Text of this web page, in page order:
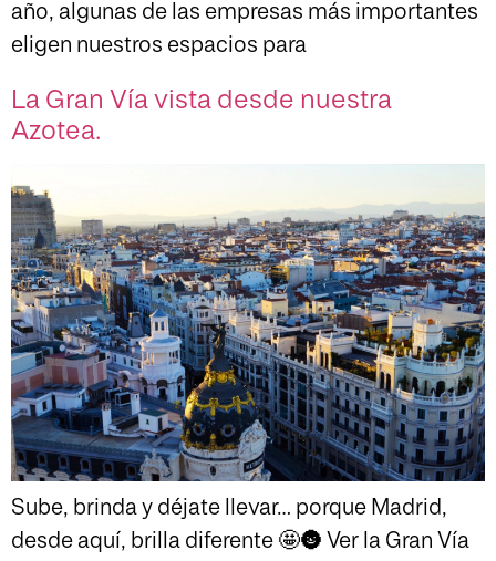
año, algunas de las empresas más importantes
eligen nuestros espacios para
La Gran Vía vista desde nuestra
Azotea.
Sube, brinda y déjate llevar… porque Madrid,
desde aquí, brilla diferente 🤩🌚 Ver la Gran Vía